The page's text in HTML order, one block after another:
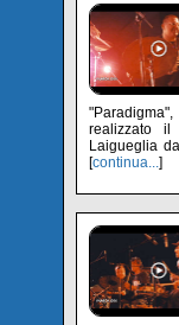
realizzato
Laigueglia
[continua...]